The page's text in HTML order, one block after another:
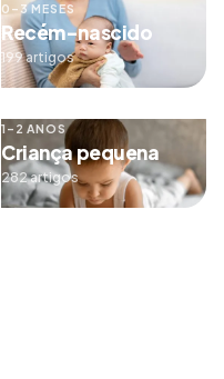
0–3 MESES
Recém-nascido
199 artigos
1–2 ANOS
Criança pequena
282 artigos